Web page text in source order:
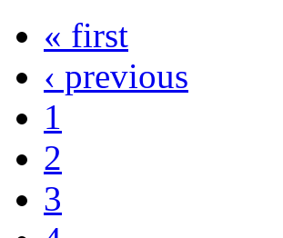
« first
‹ previous
1
2
3